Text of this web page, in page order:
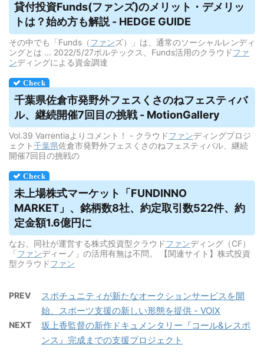
貸付投資Funds(ファンズ)のメリット・ デメリッ
トは？始め方も解説 - HEDGE GUIDE
その中でも「Funds（ファンズ）」は、通常のソーシャルレンディ
ングとは ... 2022/5/27ボルテックス、Funds活用のクラウドファ
ンディングによる資金調達
千葉県佐倉市発野外フェスくさのねフェスティバ
ル、継続開催7回目の挑戦 - MotionGallery
Vol.39 Varrentiaよりコメント！ - クラウドファンディングプロジ
ェクト千葉県佐倉市発野外フェスくさのねフェスティバル、継続
開催7回目の挑戦の
未上場株式マーケット「FUNDINNO
MARKET」、銘柄数8社、約定取引数522件、約
定金額1.6億円に
なお、同社が運営する株式投資型クラウドファンディング（CF）
「ファンディーノ」の活用有無は不問。 【関連サイト】株式投資
型クラウドファン
PREV
スポチュニティが新たなオークションサービスを開
始、スポーツ支援の新しい形態を提供 - VOIX
NEXT
坂上香監督の新作ドキュメンタリー『コール&レスポ
ンス』完成までの支援プロジェクト